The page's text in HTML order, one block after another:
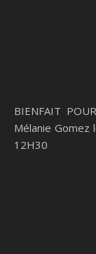
BIENFAIT POUR VOUS Je serai l’invité de Julia Vignali &
Mélanie Gomez
12H30